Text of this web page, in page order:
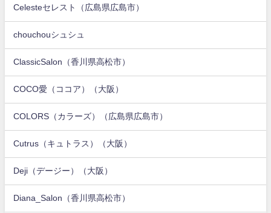
Celesteセレスト（広島県広島市）
chouchouシュシュ
ClassicSalon（香川県高松市）
COCO愛（ココア）（大阪）
COLORS（カラーズ）（広島県広島市）
Cutrus（キュトラス）（大阪）
Deji（デージー）（大阪）
Diana_Salon（香川県高松市）